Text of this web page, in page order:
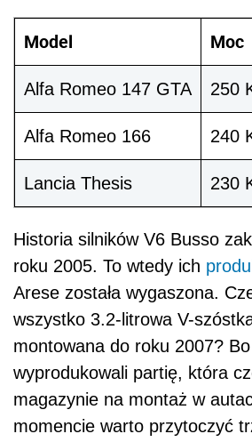
Model Moc
Alfa Romeo 147 GTA 250
Alfa Romeo 166 240
Lancia Thesis 230
Historia silników V6 Busso
roku 2005. To wtedy ich
Arese została wygaszona.
wszystko 3.2-litrowa V-
montowana do roku 2007? Bo
wyprodukowali partię, która
magazynie na montaż w
momencie warto przytoczyć